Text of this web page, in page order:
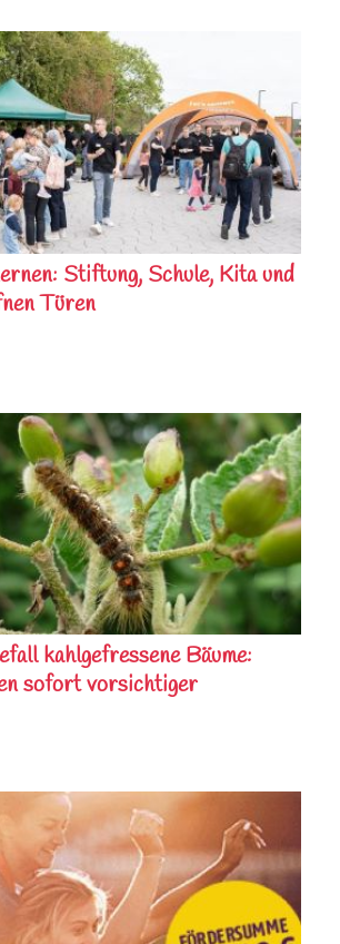
Stiftung, Schule, Kita und
Türen
kahlgefressene Bäume:
sofort vorsichtiger